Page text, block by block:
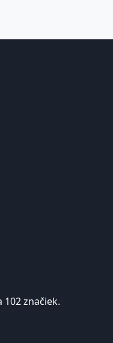
značiek.